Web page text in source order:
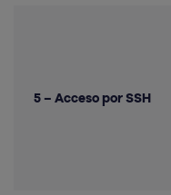
5 – Acceso por SSH